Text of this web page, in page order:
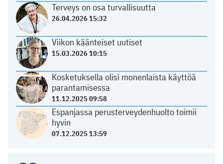
Terveys on osa turvallisuutta
26.04.2026 15:32
Viikon käänteiset uutiset
15.03.2026 10:15
Kosketuksella olisi monenlaista käyttöä
parantamisessa
11.12.2025 09:58
Espanjassa perusterveydenhuolto toimii
hyvin
07.12.2025 13:59